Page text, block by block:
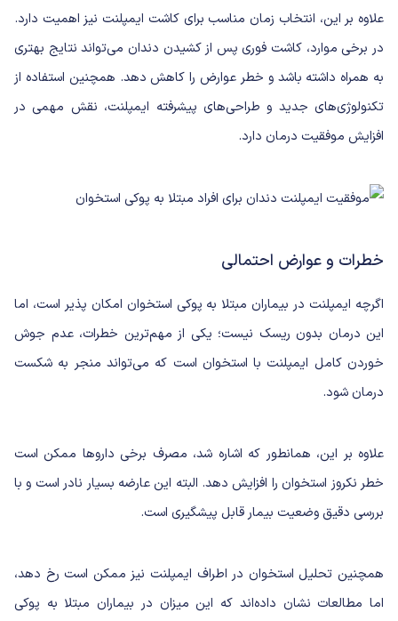
علاوه بر این، انتخاب زمان مناسب برای کاشت ایمپلنت نیز اهمیت دارد.
در برخی موارد، کاشت فوری پس از کشیدن دندان می‌تواند نتایج بهتری
به همراه داشته باشد و خطر عوارض را کاهش دهد. همچنین استفاده از
تکنولوژی‌های جدید و طراحی‌های پیشرفته ایمپلنت، نقش مهمی در
افزایش موفقیت درمان دارد.
خطرات و عوارض احتمالی
اگرچه ایمپلنت در بیماران مبتلا به پوکی استخوان امکان پذیر است، اما
این درمان بدون ریسک نیست؛ یکی از مهم‌ترین خطرات، عدم جوش
خوردن کامل ایمپلنت با استخوان است که می‌تواند منجر به شکست
درمان شود.
علاوه بر این، همانطور که اشاره شد، مصرف برخی داروها ممکن است
خطر نکروز استخوان را افزایش دهد. البته این عارضه بسیار نادر است و با
بررسی دقیق وضعیت بیمار قابل پیشگیری است.
همچنین تحلیل استخوان در اطراف ایمپلنت نیز ممکن است رخ دهد،
اما مطالعات نشان داده‌اند که این میزان در بیماران مبتلا به پوکی